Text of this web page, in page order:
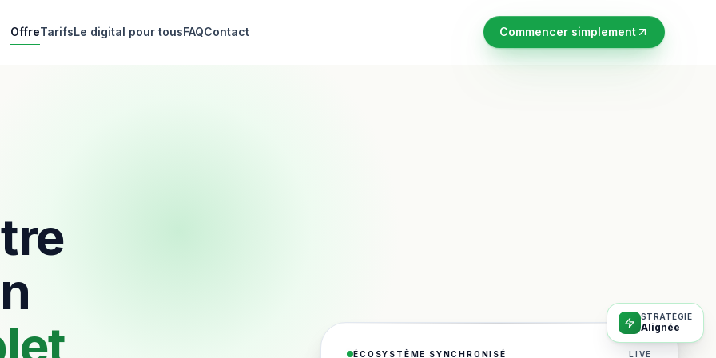
OffreTarifsLe digital pour tousFAQContact Commencer simplement
ÉCOSYSTÈME SYNCHRONISÉ LIVE
STRATÉGIE
Alignée